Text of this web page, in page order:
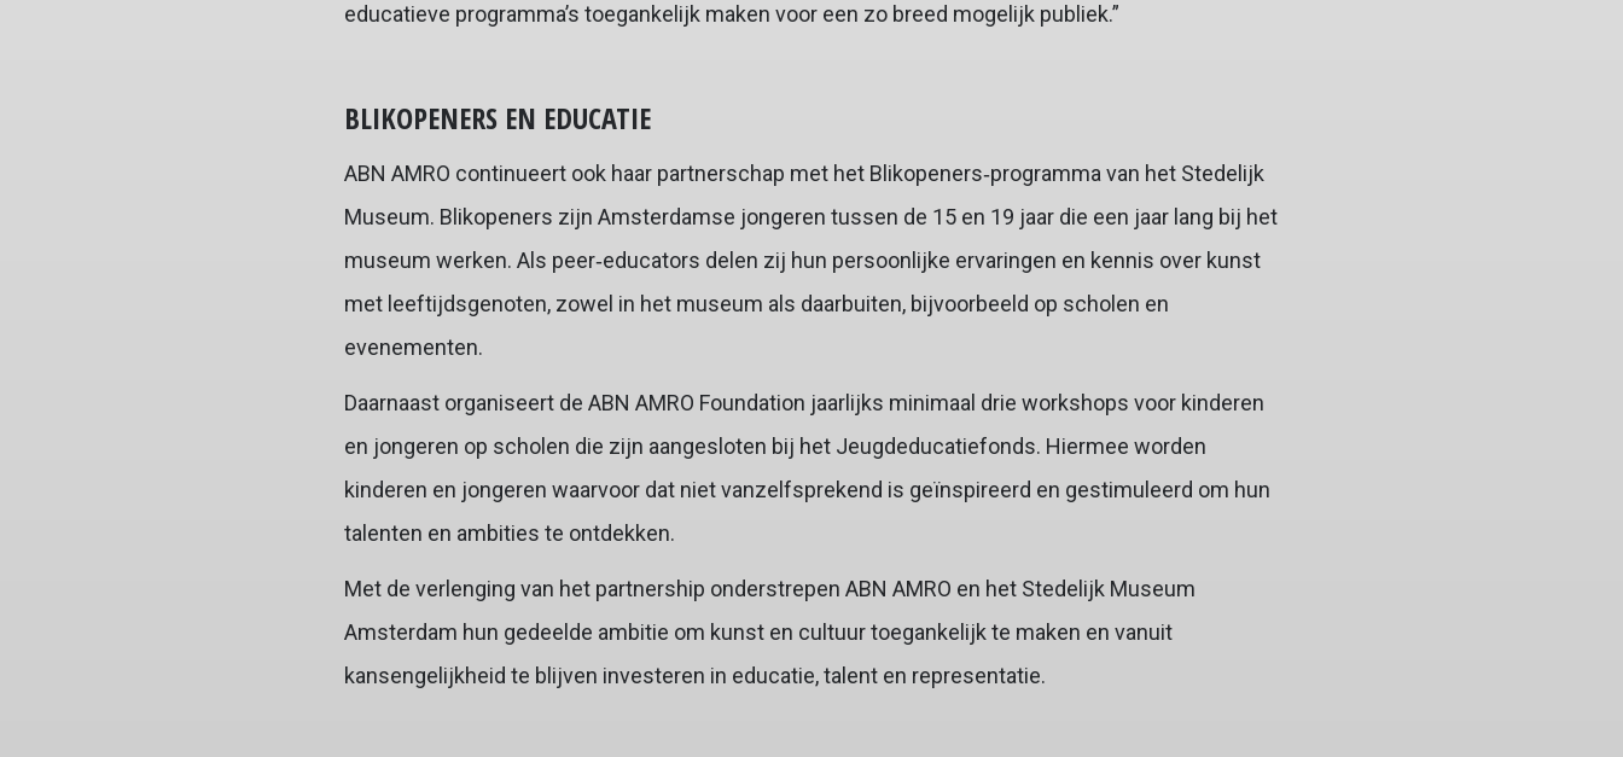
educatieve programma’s toegankelijk maken voor een zo breed mogelijk publiek.”
BLIKOPENERS EN EDUCATIE
ABN AMRO continueert ook haar partnerschap met het Blikopeners‑programma van het Stedelijk
Museum. Blikopeners zijn Amsterdamse jongeren tussen de 15 en 19 jaar die een jaar lang bij het
museum werken. Als peer‑educators delen zij hun persoonlijke ervaringen en kennis over kunst
met leeftijdsgenoten, zowel in het museum als daarbuiten, bijvoorbeeld op scholen en
evenementen.
Daarnaast organiseert de ABN AMRO Foundation jaarlijks minimaal drie workshops voor kinderen
en jongeren op scholen die zijn aangesloten bij het Jeugdeducatiefonds. Hiermee worden
kinderen en jongeren waarvoor dat niet vanzelfsprekend is geïnspireerd en gestimuleerd om hun
talenten en ambities te ontdekken.
Met de verlenging van het partnership onderstrepen ABN AMRO en het Stedelijk Museum
Amsterdam hun gedeelde ambitie om kunst en cultuur toegankelijk te maken en vanuit
kansengelijkheid te blijven investeren in educatie, talent en representatie.